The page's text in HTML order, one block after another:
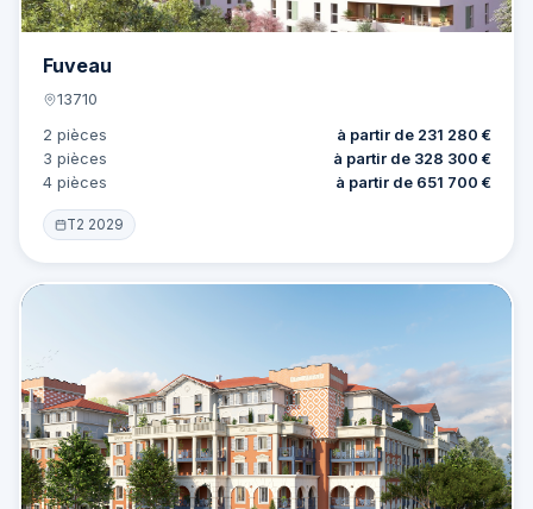
Fuveau
13710
2 pièces
à partir de 231 280 €
3 pièces
à partir de 328 300 €
4 pièces
à partir de 651 700 €
T2 2029